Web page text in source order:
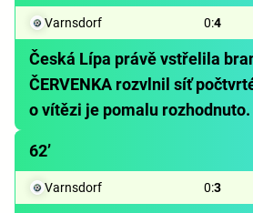
Varnsdorf 0:4
Česká Lípa právě vstřelila
ČERVENKA rozvlnil síť
o vítězi je pomalu rozhodnuto.
62’
Varnsdorf 0:3